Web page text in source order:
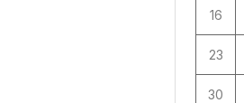
16
23
30